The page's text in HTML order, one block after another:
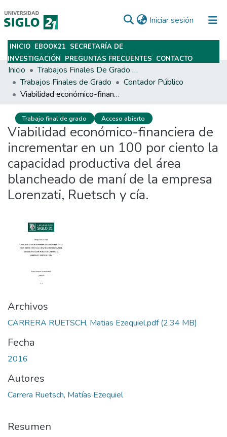
Iniciar sesión (current)
Subir
INICIO EBOOK21 SECRETARÍA DE
INVESTIGACIÓN PREGUNTAS FRECUENTES CONTACTO
Inicio
Trabajos Finales De Grado Y Posgrado
Trabajos Finales de Grado
Contador Público
Viabilidad económico-financiera de incrementar en un 100 por ciento la capacidad productiva del área blancheado de maní de la empresa Lorenzati, Ruetsch y cía.
Trabajo final de grado Acceso abierto
Viabilidad económico-financiera de
incrementar en un 100 por ciento la
capacidad productiva del área
blancheado de maní de la empresa
Lorenzati, Ruetsch y cía.
Archivos
CARRERA RUETSCH, Matias Ezequiel.pdf(2.34 MB)
Fecha
2016
Autores
Carrera Ruetsch, Matías Ezequiel
Resumen